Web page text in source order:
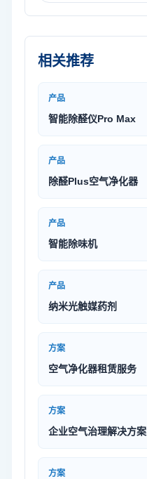
相关推荐
产品
智能除醛仪Pro Max
产品
除醛Plus空气净化器
产品
智能除味机
产品
纳米光触媒药剂
方案
空气净化器租赁服务
方案
企业空气治理解决方案
方案